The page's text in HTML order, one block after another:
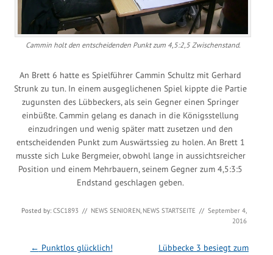
Cammin holt den entscheidenden Punkt zum 4,5:2,5 Zwischenstand.
An Brett 6 hatte es Spielführer Cammin Schultz mit Gerhard
Strunk zu tun. In einem ausgeglichenen Spiel kippte die Partie
zugunsten des Lübbeckers, als sein Gegner einen Springer
einbüßte. Cammin gelang es danach in die Königsstellung
einzudringen und wenig später matt zusetzen und den
entscheidenden Punkt zum Auswärtssieg zu holen. An Brett 1
musste sich Luke Bergmeier, obwohl lange in aussichtsreicher
Position und einem Mehrbauern, seinem Gegner zum 4,5:3:5
Endstand geschlagen geben.
Posted by:CSC1893 // NEWS SENIOREN, NEWS STARTSEITE // September 4,
2016
Post navigation
← Punktlos glücklich!
Lübbecke 3 besiegt zum